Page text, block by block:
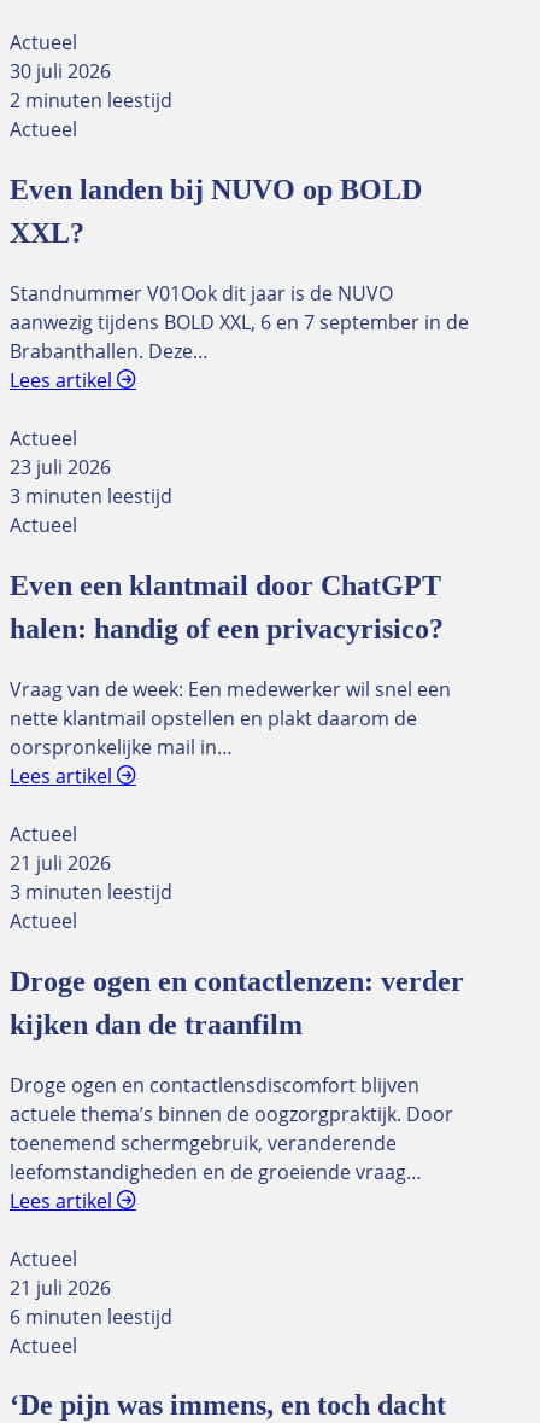
Actueel
30 juli 2026
2 minuten leestijd
Actueel
Even landen bij NUVO op BOLD
XXL?
Standnummer V01Ook dit jaar is de NUVO
aanwezig tijdens BOLD XXL, 6 en 7 september in de
Brabanthallen. Deze…
Lees artikel
Actueel
23 juli 2026
3 minuten leestijd
Actueel
Even een klantmail door ChatGPT
halen: handig of een privacyrisico?
Vraag van de week: Een medewerker wil snel een
nette klantmail opstellen en plakt daarom de
oorspronkelijke mail in…
Lees artikel
Actueel
21 juli 2026
3 minuten leestijd
Actueel
Droge ogen en contactlenzen: verder
kijken dan de traanfilm
Droge ogen en contactlensdiscomfort blijven
actuele thema’s binnen de oogzorgpraktijk. Door
toenemend schermgebruik, veranderende
leefomstandigheden en de groeiende vraag…
Lees artikel
Actueel
21 juli 2026
6 minuten leestijd
Actueel
‘De pijn was immens, en toch dacht